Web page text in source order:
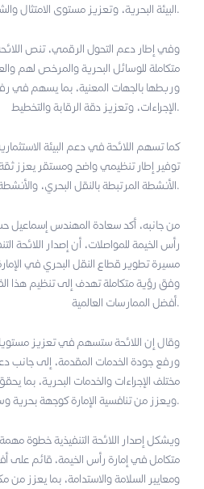
وفي إطار دعم التحول الرقمي، تنص اللائحة
متكاملة للوسائل البحرية والمرخص لهم
وربطها بالجهات المعنية، بما يسهم في
كما تسهم اللائحة في دعم البيئة
توفير إطار تنظيمي واضح ومستقر يعزز ثقة
من جانبه، أكد سعادة المهندس إسماعيل
رأس الخيمة للمواصلات، أن إصدار اللائحة
مسيرة تطوير قطاع النقل البحري في
وفق رؤية متكاملة تهدف إلى تنظيم هذا
وقال إن اللائحة ستسهم في تعزيز مستويات
ورفع جودة الخدمات المقدمة، إلى جانب
مختلف الإجراءات والخدمات البحرية، بما يحقق
ويشكل إصدار اللائحة التنفيذية خطوة
متكامل في إمارة رأس الخيمة، قائم على
ومعايير السلامة والاستدامة، بما يعزز من